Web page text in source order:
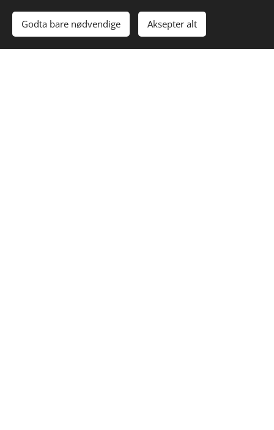
Godta bare nødvendige Aksepter alt